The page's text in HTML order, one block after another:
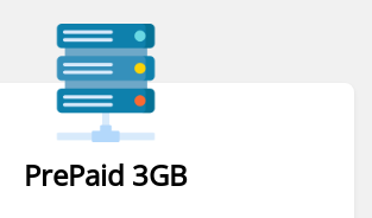
PrePaid 3GB